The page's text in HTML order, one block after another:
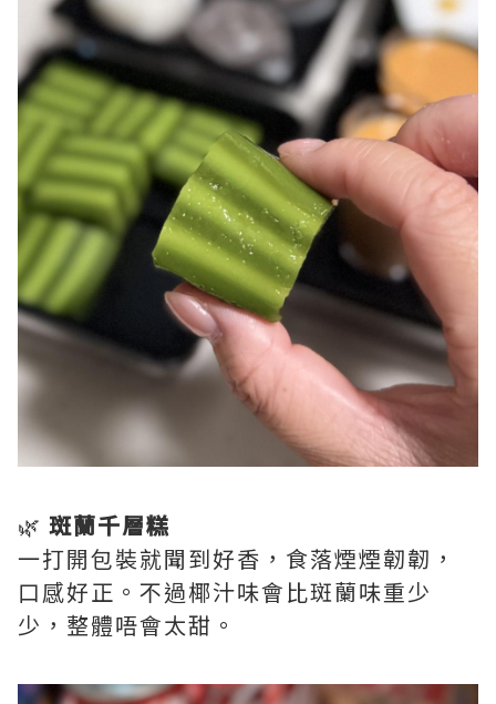
🌿 斑蘭千層糕
一打開包裝就聞到好香，食落煙煙韌韌，
口感好正。不過椰汁味會比斑蘭味重少
少，整體唔會太甜。